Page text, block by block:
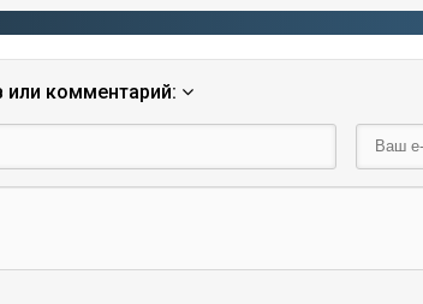
комментарий: